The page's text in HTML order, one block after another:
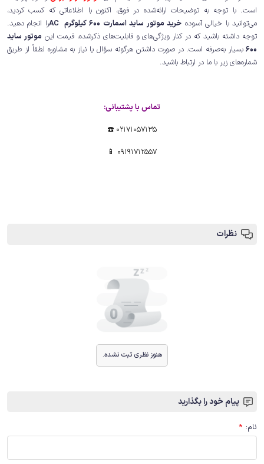
است. با توجه به توضیحات ارائه‌شده در فوق، اکنون با اطلاعاتی که کسب کردید،
می‌توانید با خیالی آسوده خرید موتور ساید اسمارت 600 کیلوگرم AC
را انجام دهید.
توجه داشته باشید که در کنار ویژگی‌های و قابلیت‌های ذکرشده، قیمت این موتور ساید
600 بسیار به‌صرفه است. در صورت داشتن هرگونه سؤال یا نیاز به مشاوره لطفاً از طریق
شماره‌های زیر با ما در ارتباط باشید.
تماس با پشتیبانی:
02171057135 ☎️
09191712557 📱
نظرات
هنوز نظری ثبت نشده.
پیام خود را بگذارید
نام:
*